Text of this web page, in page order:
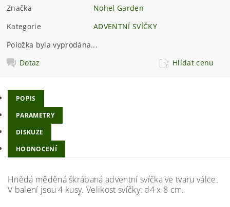
Značka
Nohel Garden
Kategorie
ADVENTNÍ SVÍČKY
Položka byla vyprodána...
Dotaz
Hlídat cenu
POPIS
PARAMETRY
DISKUZE
HODNOCENÍ
Hnědá měděná škrábaná adventní svíčka ve tvaru válce.
V balení jsou 4 kusy. Velikost svíčky: d4 x 8 cm.